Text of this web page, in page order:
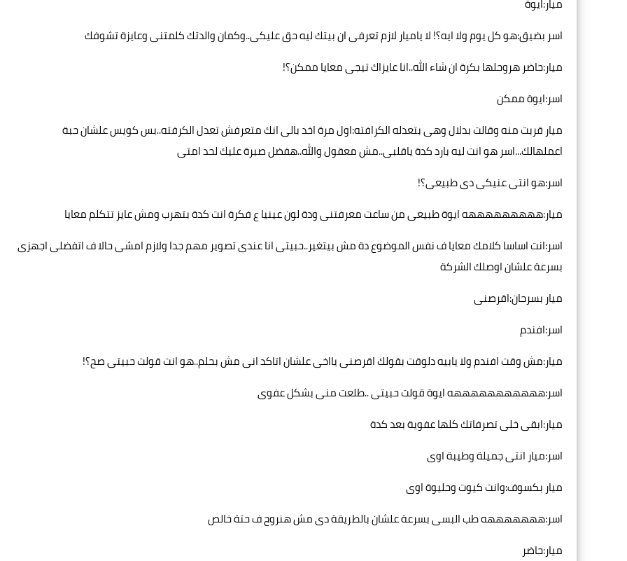
اسر بضيق:هو كل يوم ولا ايه؟! لا ياميار لازم تعرفى ان بيتك ليه حق عليكى..وكمان والدتك كلمتنى وعايزة تشوفك
ميار:حاضر هروحلها بكرة ان شاء الله..انا عايزاك تيجى معايا ممكن؟!
اسر:ايوة ممكن
ميار قربت منه وقالت بدلال وهى بتعدله الكرافته:اول مرة اخد بالى انك متعرفش تعدل الكرفته..بس كويس علشان حبة
اعملهالك...اسر هو انت ليه بارد كدة ياقلبى..مش معقول والله..هفضل صبرة عليك لحد امتى
اسر:هو انتى عنيكى دى طبيعى؟!
ميار:هههههههههه ايوة طبيعى من ساعت معرفتنى ودة لون عينيا ع فكرة انت كدة بتهرب ومش عايز تتكلم معايا
اسر:انت اساسا كلامك معايا ف نفس الموضوع دة مش بيتغير..حبيتى انا عندى تصوير مهم جدا ولازم امشى حالا ف اتفضلى اجهزى
بسرعة علشان اوصلك الشركة
ميار بسرحان:اقرصنى
اسر:افندم
ميار:مش وقت افندم ولا يابيه دلوقت بقولك اقرصنى يااخى علشان اتاكد انى مش بحلم..هو انت قولت حبيتى صح؟!
اسر:هههههههههههه ايوة قولت حبيتى ..طلعت منى بشكل عفوى
ميار:ابقى خلى تصرفاتك كلها عفوية بعد كدة
اسر:ميار انتى جميلة وطيبة اوى
ميار بكسوف:وانت كيوت وحليوة اوى
اسر:هههههههه طب البسى بسرعة علشان بالطريقة دى مش هنروح ف حتة خالص
ميار:حاضر